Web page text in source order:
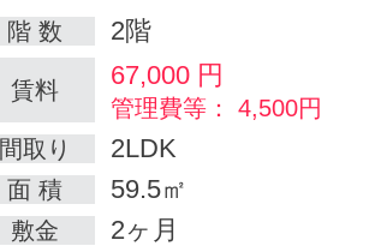
階 数 2階
賃料 67,000 円
管理費等： 4,500円
間取り
2LDK
面 積 59.5㎡
敷金 2ヶ月